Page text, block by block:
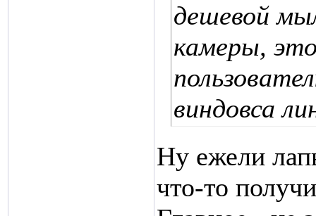
дешевой
камеры,
виндовса
Ну ежели
что-то